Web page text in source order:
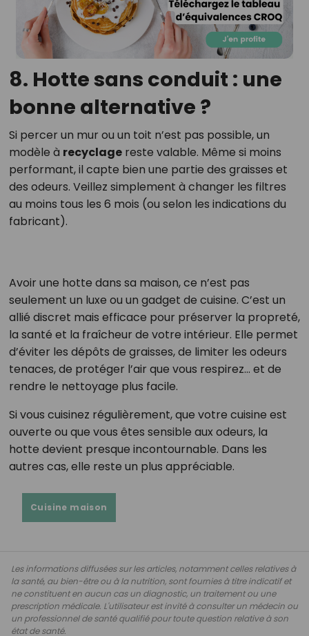
8. Hotte sans conduit : une
bonne alternative ?
Si percer un mur ou un toit n’est pas possible, un
modèle à recyclagereste valable. Même si moins
performant, il capte bien une partie des graisses et
des odeurs. Veillez simplement à changer les filtres
au moins tous les 6 mois (ou selon les indications du
fabricant).
Avoir une hotte dans sa maison, ce n’est pas
seulement un luxe ou un gadget de cuisine. C’est un
allié discret mais efficace pour préserver la propreté,
la santé et la fraîcheur de votre intérieur. Elle permet
d’éviter les dépôts de graisses, de limiter les odeurs
tenaces, de protéger l’air que vous respirez… et de
rendre le nettoyage plus facile.
Si vous cuisinez régulièrement, que votre cuisine est
ouverte ou que vous êtes sensible aux odeurs, la
hotte devient presque incontournable. Dans les
autres cas, elle reste un plus appréciable.
Cuisine maison
Les informations diffusées sur les articles, notamment celles relatives à
la santé, au bien-être ou à la nutrition, sont fournies à titre indicatif et
ne constituent en aucun cas un diagnostic, un traitement ou une
prescription médicale. L'utilisateur est invité à consulter un médecin ou
un professionnel de santé qualifié pour toute question relative à son
état de santé.